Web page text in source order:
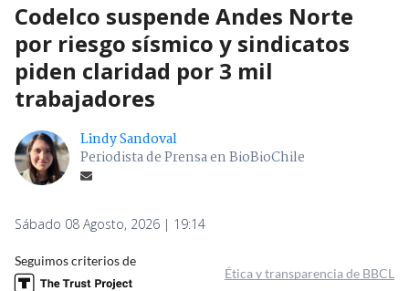
Codelco suspende Andes Norte
por riesgo sísmico y sindicatos
piden claridad por 3 mil
trabajadores
Lindy Sandoval
Periodista de Prensa en BioBioChile
Sábado 08 Agosto, 2026 | 19:14
Seguimos criterios de
Ética y transparencia de BBCL